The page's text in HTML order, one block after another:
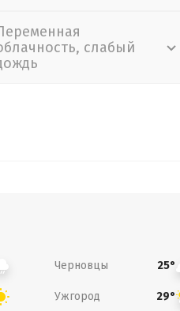
слабый
Черновцы 25°
Ужгород 29°